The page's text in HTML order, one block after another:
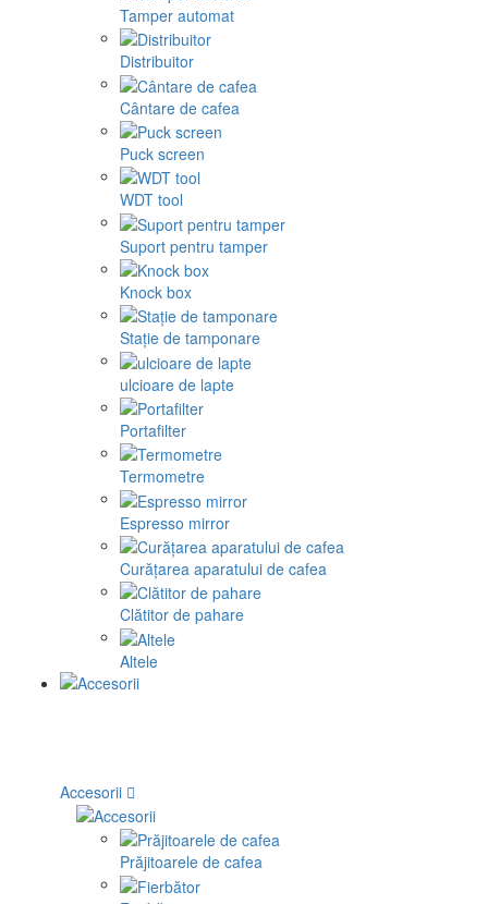
Tamper automat
Distribuitor
Cântare de cafea
Puck screen
WDT tool
Suport pentru tamper
Knock box
Stație de tamponare
ulcioare de lapte
Portafilter
Termometre
Espresso mirror
Curățarea aparatului de cafea
Clătitor de pahare
Altele
Accesorii
Prăjitoarele de cafea